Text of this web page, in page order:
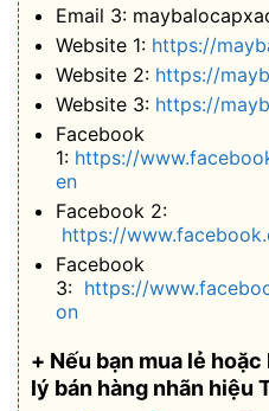
Email 3:
Website 1: https://
Website 2: https://
Website 3: https://
Facebook
1: https://
en
Facebook 2:
https://
Facebook
3: https://
on
+ Nếu bạn mua lẻ
lý bán hàng nhãn hiệu